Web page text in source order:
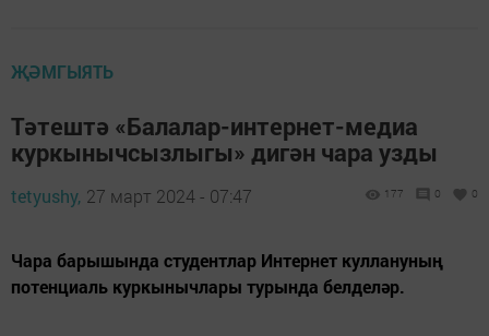
ҖӘМГЫЯТЬ
Тәтештә «Балалар-интернет-медиа
куркынычсызлыгы» дигән чара узды
tetyushy, 27 март 2024 - 07:47 177 0 0
Чара барышында студентлар Интернет куллануның
потенциаль куркынычлары турында белделәр.